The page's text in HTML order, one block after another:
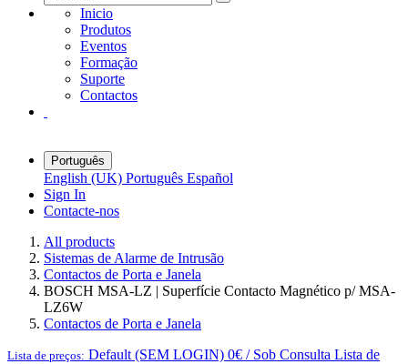
Inicio
Produtos
Eventos
Formação
Suporte
Contactos
Português
English (UK) Português Español
Sign In
Contacte-nos
All products
Sistemas de Alarme de Intrusão
Contactos de Porta e Janela
BOSCH MSA-LZ | Superfície Contacto Magnético p/ MSA-
LZ6W
Contactos de Porta e Janela
Lista de preços: Default (SEM LOGIN) 0€ / Sob Consulta Lista de